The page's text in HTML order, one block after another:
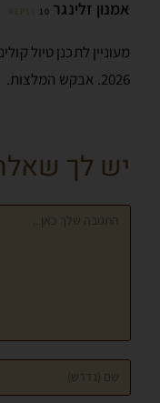
אמנון זלינגר REPLY 10 מאי 2026
2026. אבקש המלצות.
יש לך